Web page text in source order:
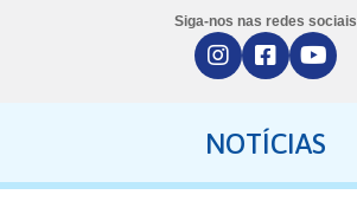
Siga-nos nas redes sociais
NOTÍCIAS